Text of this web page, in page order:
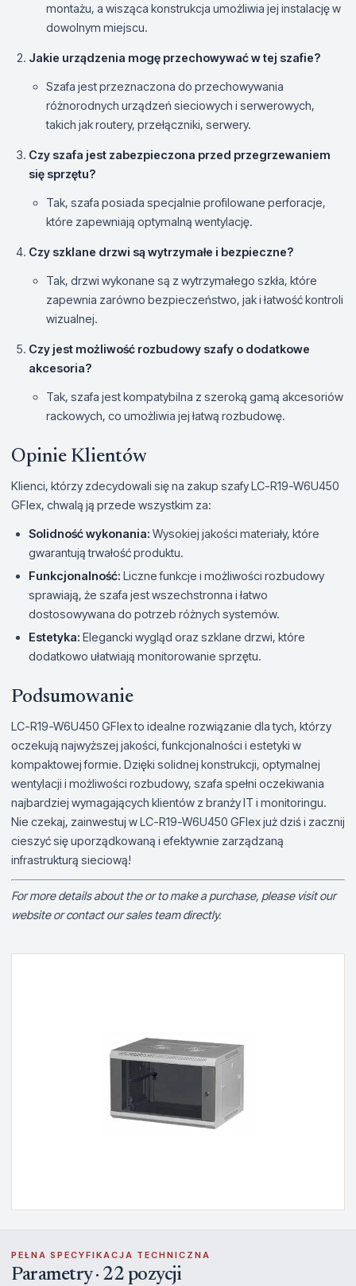
montażu, a wisząca konstrukcja umożliwia jej instalację w
dowolnym miejscu.
Jakie urządzenia mogę przechowywać w tej szafie?
Szafa jest przeznaczona do przechowywania
różnorodnych urządzeń sieciowych i serwerowych,
takich jak routery, przełączniki, serwery.
Czy szafa jest zabezpieczona przed przegrzewaniem
się sprzętu?
Tak, szafa posiada specjalnie profilowane perforacje,
które zapewniają optymalną wentylację.
Czy szklane drzwi są wytrzymałe i bezpieczne?
Tak, drzwi wykonane są z wytrzymałego szkła, które
zapewnia zarówno bezpieczeństwo, jak i łatwość kontroli
wizualnej.
Czy jest możliwość rozbudowy szafy o dodatkowe
akcesoria?
Tak, szafa jest kompatybilna z szeroką gamą akcesoriów
rackowych, co umożliwia jej łatwą rozbudowę.
Opinie Klientów
Klienci, którzy zdecydowali się na zakup szafy LC-R19-W6U450
GFlex, chwalą ją przede wszystkim za:
Solidność wykonania: Wysokiej jakości materiały, które
gwarantują trwałość produktu.
Funkcjonalność: Liczne funkcje i możliwości rozbudowy
sprawiają, że szafa jest wszechstronna i łatwo
dostosowywana do potrzeb różnych systemów.
Estetyka: Elegancki wygląd oraz szklane drzwi, które
dodatkowo ułatwiają monitorowanie sprzętu.
Podsumowanie
LC-R19-W6U450 GFlex to idealne rozwiązanie dla tych, którzy
oczekują najwyższej jakości, funkcjonalności i estetyki w
kompaktowej formie. Dzięki solidnej konstrukcji, optymalnej
wentylacji i możliwości rozbudowy, szafa spełni oczekiwania
najbardziej wymagających klientów z branży IT i monitoringu.
Nie czekaj, zainwestuj w LC-R19-W6U450 GFlex już dziś i zacznij
cieszyć się uporządkowaną i efektywnie zarządzaną
infrastrukturą sieciową!
For more details about the or to make a purchase, please visit our
website or contact our sales team directly.
PEŁNA SPECYFIKACJA TECHNICZNA
Parametry · 22 pozycji